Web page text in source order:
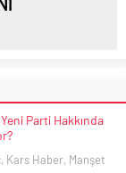
, Kars Haber, Manşet